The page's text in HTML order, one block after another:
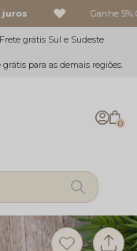
Ganhe 5%
grátis Sul e Sudeste
para as demais regiões.
0